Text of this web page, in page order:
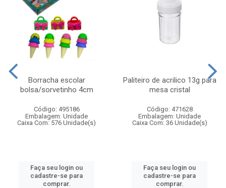
Borracha escolar
bolsa/sorvetinho 4cm
Código: 495186
Embalagem: Unidade
Caixa Com: 576 Unidade(s)
Faça seu login ou
cadastre-se para
comprar.
Paliteiro de acrilico 13g para
mesa cristal
Código: 471628
Embalagem: Unidade
Caixa Com: 36 Unidade(s)
Faça seu login ou
cadastre-se para
comprar.